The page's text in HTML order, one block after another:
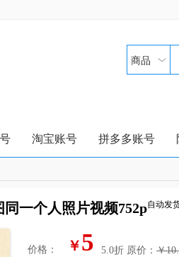
商品
淘宝账号 拼多多账号
自动发
一个人照片视频752p
价格： ￥5 5.0折 原价： ￥